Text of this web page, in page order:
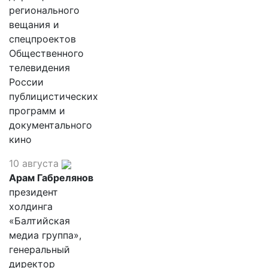
регионального
вещания и
спецпроектов
Общественного
телевидения
России
публицистических
программ и
документального
кино
10 августа
Арам Габрелянов
президент
холдинга
«Балтийская
медиа группа»,
генеральный
директор